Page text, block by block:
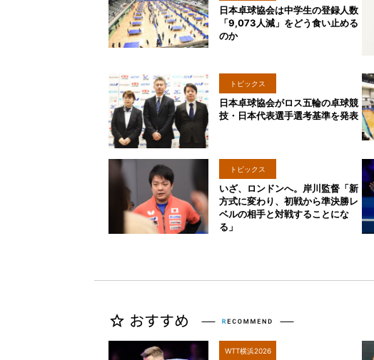
日本卓球協会は中学生の登録人数
「9,073人減」をどう食い止める
のか
トピックス
日本卓球協会がロス五輪の卓球競
技・日本代表選手選考基準を発表
トピックス
いざ、ロンドンへ。岸川監督「新
方式に変わり、初戦から準決勝レ
ベルの相手と対戦することにな
る」
WTT横浜2026